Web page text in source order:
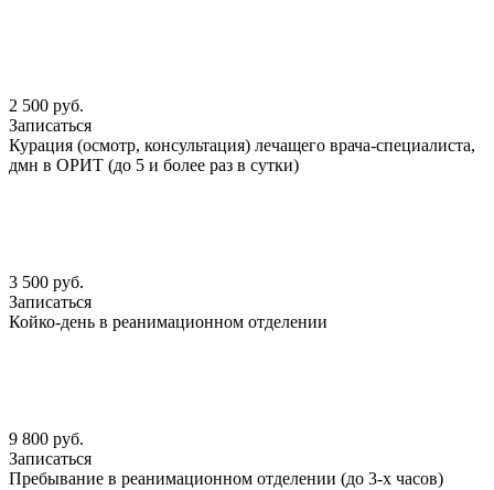
2 500 руб.
Записаться
Курация (осмотр, консультация) лечащего врача-специалиста,
дмн в ОРИТ (до 5 и более раз в сутки)
3 500 руб.
Записаться
Койко-день в реанимационном отделении
9 800 руб.
Записаться
Пребывание в реанимационном отделении (до 3-х часов)